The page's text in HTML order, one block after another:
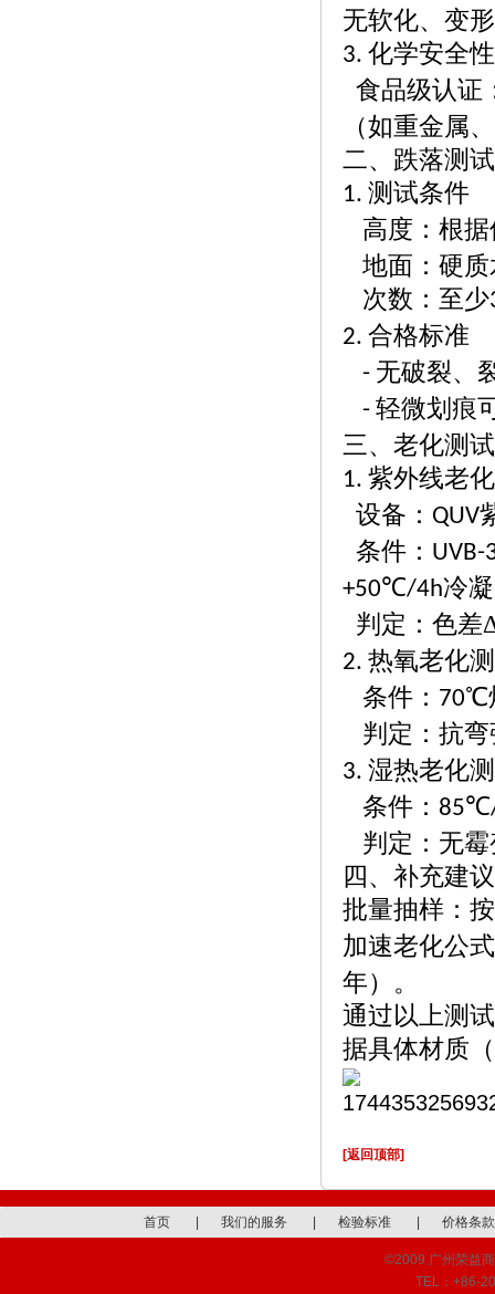
无软化、变
3. 化学安全
食品级认证
（如重金属
二、跌落测试
1. 测试条件
高度：根
地面：硬
次数：至少
2. 合格标准
- 无破裂、
- 轻微划痕
三、老化测试
1. 紫外线老
设备： QUV
条件： UVB-
+50℃/4h冷
判定：色差
2. 热氧老化
条件： 70℃
判定：抗
3. 湿热老化
条件： 85℃
判定：无
四、补充建议
批量抽样：按
加速老化公
年）。
通过以上测
据具体材质（
[返回顶部]
首页 我们的服务 检验标准 价格条款
©2009 广州荣益
TEL：+86-